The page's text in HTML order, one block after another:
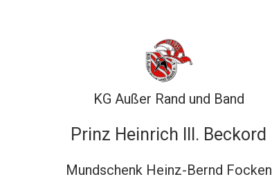
KG Außer Rand und Band
Prinz Heinrich III. Beckord
Mundschenk Heinz-Bernd Focken